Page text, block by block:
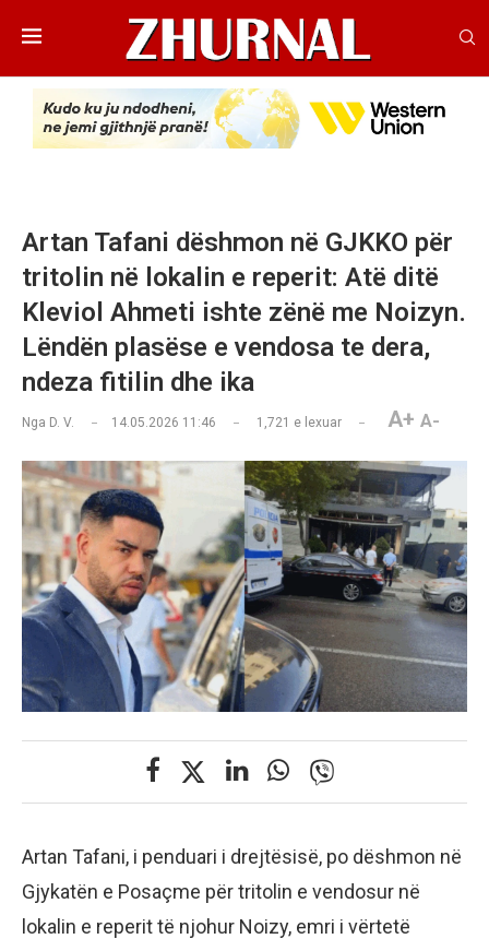
Artan Tafani dëshmon në GJKKO për
tritolin në lokalin e reperit: Atë ditë
Kleviol Ahmeti ishte zënë me Noizyn.
Lëndën plasëse e vendosa te dera,
ndeza fitilin dhe ika
Nga D. V. 14.05.2026 11:46 1,721 e lexuar A+ A-
Artan Tafani, i penduari i drejtësisë, po dëshmon në
Gjykatën e Posaçme për tritolin e vendosur në
lokalin e reperit të njohur Noizy, emri i vërtetë